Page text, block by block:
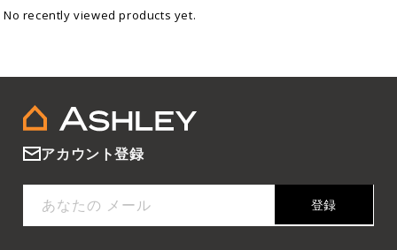
No recently viewed products yet.
アカウント登録
あなたの メール 登録